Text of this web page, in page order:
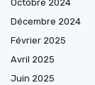
Octobre 2024
Décembre 2024
Février 2025
Avril 2025
Juin 2025